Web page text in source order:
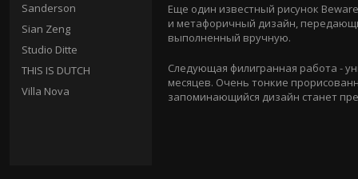
Sanderson
Sian Zeng
Studio Ditte
THIS IS DUTCH
Villa Nova
Еще один известный рисунок
и метафоричный дизайн,
выполненный вручную.
Следующая филигранная работа -
месяцев. Очень тонкие
запоминающийся дизайн станет